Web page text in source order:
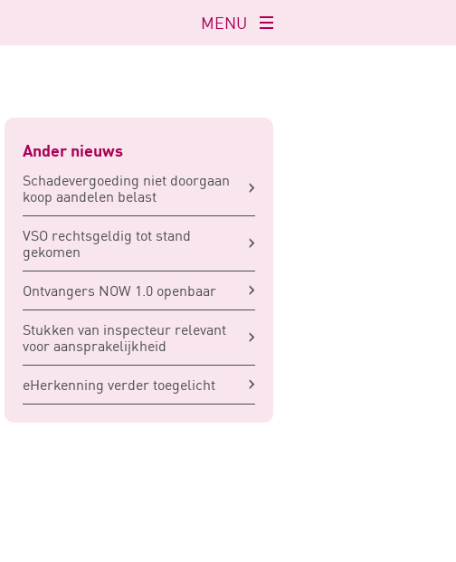
Navigatie
openen
MENU
Ander nieuws
Schadevergoeding niet doorgaan
koop aandelen belast
VSO rechtsgeldig tot stand
gekomen
Ontvangers NOW 1.0 openbaar
Stukken van inspecteur relevant
voor aansprakelijkheid
eHerkenning verder toegelicht